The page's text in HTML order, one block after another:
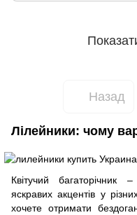
Назад
Лілейники: чому
Квітучий
яскравих акцентів у
хочете отримати